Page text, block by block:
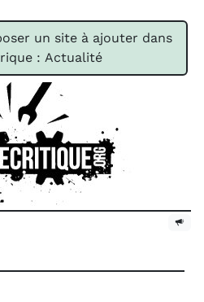
un site à ajouter dans
: Actualité